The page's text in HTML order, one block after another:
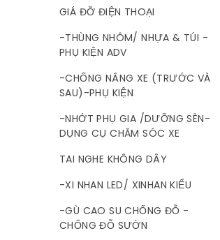
GIÁ ĐỠ ĐIỆN THOẠI
-THÙNG NHÔM/ NHỰA & TÚI -
PHỤ KIỆN ADV
-CHỐNG NÂNG XE (TRƯỚC VÀ
SAU)-PHỤ KIỆN
-NHỚT PHỤ GIA /DƯỠNG SÊN-
DỤNG CỤ CHĂM SÓC XE
TAI NGHE KHÔNG DÂY
-XI NHAN LED/ XINHAN KIỂU
-GÙ CAO SU CHỐNG ĐỖ -
CHỐNG ĐỖ SƯỜN